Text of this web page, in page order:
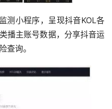
测小程序，呈现抖音KOL各
播主账号数据，分享抖音运
查询。